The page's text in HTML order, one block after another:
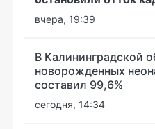
вчера, 19:39
В Калининградской
новорожденных
составил 99,6%
сегодня, 14:34